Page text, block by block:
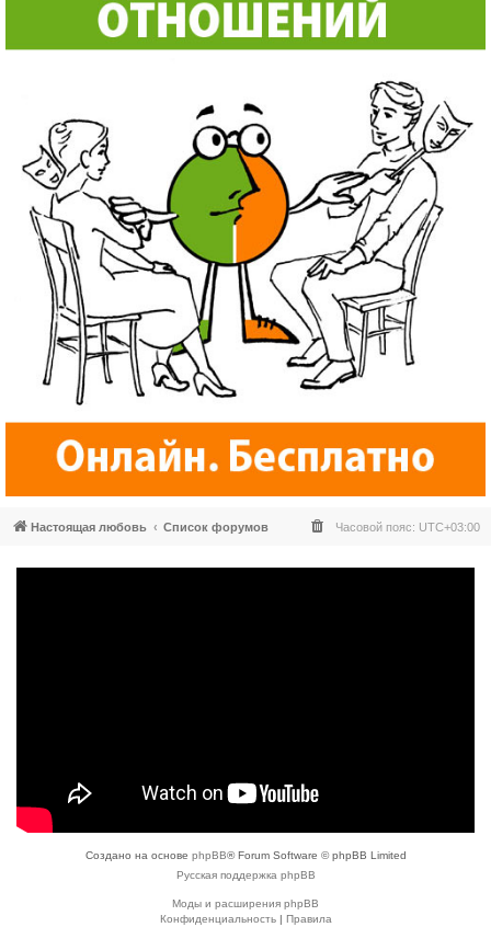
Настоящая любовь Список форумов Часовой пояс: UTC+03:00
Создано на основе phpBB® Forum Software © phpBB Limited
Русская поддержка phpBB
Моды и расширения phpBB
Конфиденциальность| Правила